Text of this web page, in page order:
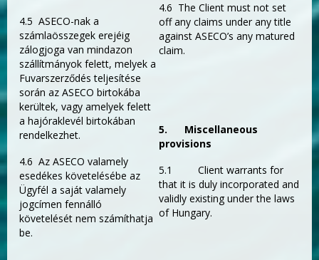
4.5 ASECO-nak a
számlaösszegek erejéig
zálogjoga van mindazon
szállítmányok felett, melyek a
Fuvarszerződés teljesítése
során az ASECO birtokába
kerültek, vagy amelyek felett
a hajóraklevél birtokában
rendelkezhet.
4.6 Az ASECO valamely
esedékes követelésébe az
Ügyfél a saját valamely
jogcímen fennálló
követelését nem számíthatja
be.
4.6 The Client must not set
off any claims under any title
against ASECO’s any matured
claim.
5. Miscellaneous
provisions
5.1 Client warrants for
that it is duly incorporated and
validly existing under the laws
of Hungary.